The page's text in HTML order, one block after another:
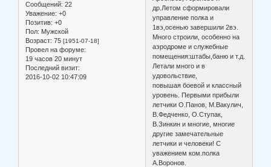
Сообщений: 22
Уважение: +0
Позитив: +0
Пол: Мужской
Возраст: 75 [1951-07-18]
Провел на форуме:
19 часов 20 минут
Последний визит:
2016-10-02 10:47:09
др.Летом сформировали
управление полка и
1вэ,осенью завершили 2вэ.
Много строили, особенно на
аэродроме и служебные
помещения:штабы,баню и т.д.
Летали много и в
удовольствие,
повышая боевой и классный
уровень. Первыми прибыли
летчики О.Панов, М.Вакулич,
В.Федченко, О.Ступак,
В.Зинкин и многие, многие
другие замечательные
летчики и человеки! С
уважением ком.полка
А.Воронов.